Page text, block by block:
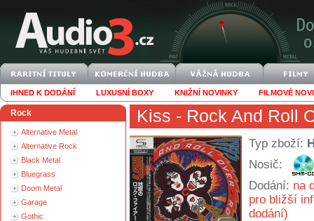
IHNED K DODÁNÍ LUXUSNÍ BOXY KNIŽNÍ NOVINKY FILMOVÉ
Rock
Alternative Metal
Alternative Rock
Black Metal
Bluegrass
Doom Metal
Garage
Gothic
Kiss - Rock And Roll
Typ zboží:
Nosič:
Dodání: na
pro bližší
dodání)